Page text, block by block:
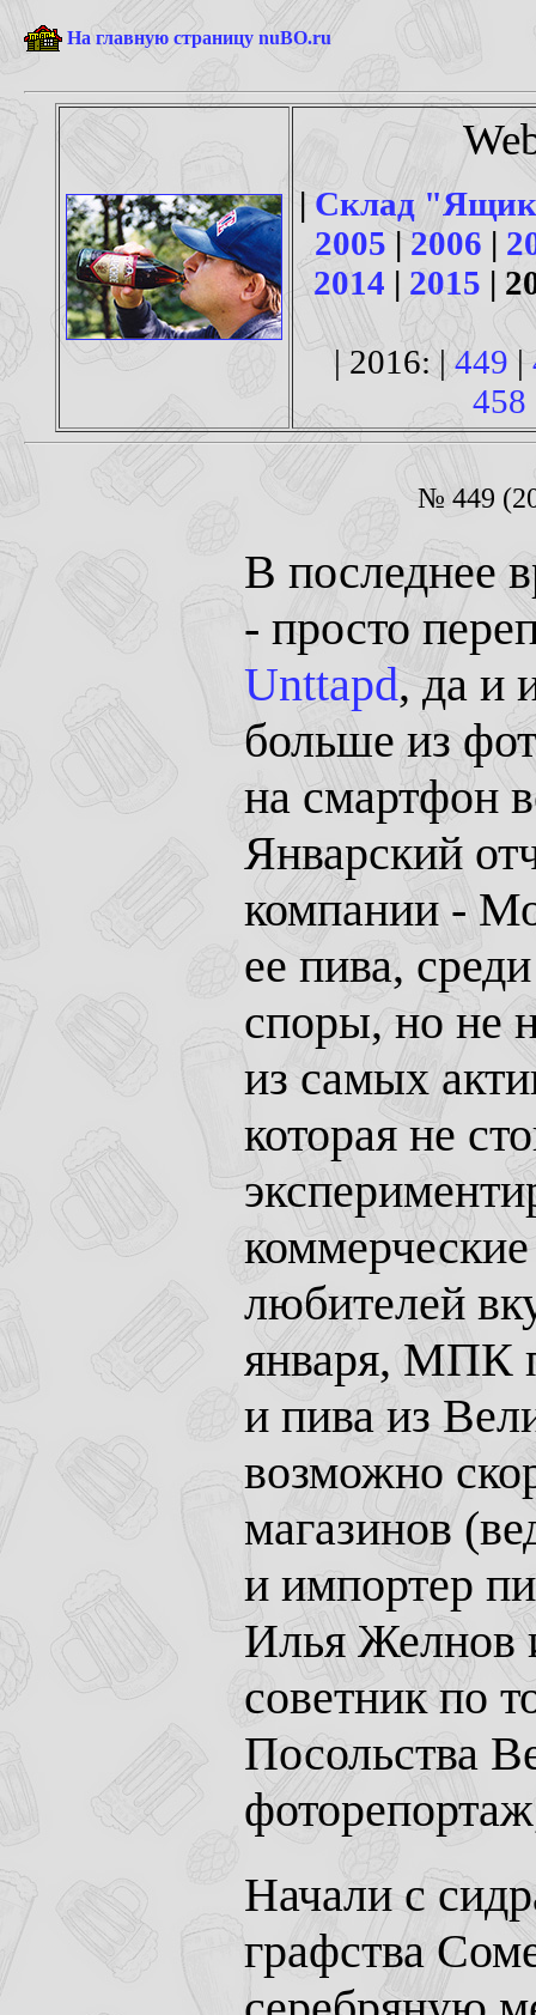
На главную страницу nuBO.ru
| Склад
2005|2006 |
2014 | 2015 |
| 2016: |449 |
458
№ 449
В последнее
- просто
Unttapd, да и
больше из
на смартфон
Январский
компании -
ее пива,
споры, но не
из самых
которая не
любителей
января, МПК
и пива из
возможно
магазинов
и импортер
Илья Желнов
советник по
Посольства
Начали с
графства